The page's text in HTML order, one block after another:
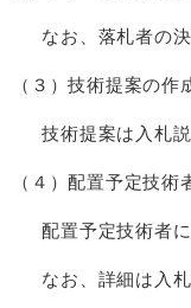
なお、落札者の決
（３）技術提案の作
技術提案は入札説
（４）配置予定技術
配置予定技術者に
なお、詳細は入札